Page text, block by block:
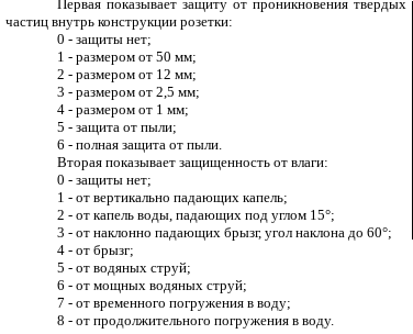
Первая показывает защиту от проникновения твердых
частиц внутрь конструкции розетки:
0 - защиты нет;
1 - размером от 50 мм;
2 - размером от 12 мм;
3 - размером от 2,5 мм;
4 - размером от 1 мм;
5 - защита от пыли;
6 - полная защита от пыли.
Вторая показывает защищенность от влаги:
0 - защиты нет;
1 - от вертикально падающих капель;
2 - от капель воды, падающих под углом 15°;
3 - от наклонно падающих брызг, угол наклона до 60°;
4 - от брызг;
5 - от водяных струй;
6 - от мощных водяных струй;
7 - от временного погружения в воду;
8 - от продолжительного погружения в воду.